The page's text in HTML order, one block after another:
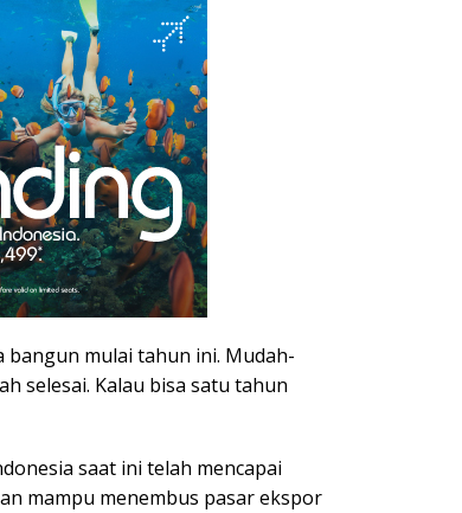
bangun mulai tahun ini. Mudah-
selesai. Kalau bisa satu tahun
saat ini telah mencapai
mampu menembus pasar ekspor